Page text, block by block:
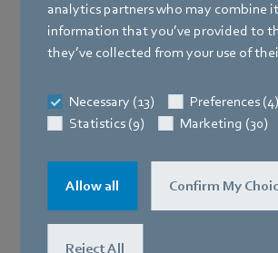
analytics partners who may combine
information that you’ve provided to
they’ve collected from your use of
Necessary (13)
Preferences (4)
Statistics (9)
Marketing (30)
Allow all Confirm My
Reject All
ICT & elektronica-industrie
Nieuws uit de